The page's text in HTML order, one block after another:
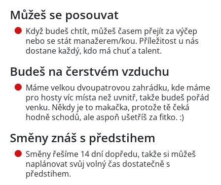
Můžeš se posouvat
Když budeš chtít, můžeš časem přejít za výčep
nebo se stát manažerem/kou. Příležitost u nás
dostane každý, kdo má chuť a talent.
Budeš na čerstvém vzduchu
Máme velkou dvoupatrovou zahrádku, kde máme
pro hosty víc místa než uvnitř, takže budeš pořád
venku. Někdy je to makačka, protože tě čeká
hodně schodů, ale aspoň ušetříš za fitko. :)
Směny znáš s předstihem
Směny řešíme 14 dní dopředu, takže si můžeš
naplánovat svůj volný čas dostatečně s
předstihem.